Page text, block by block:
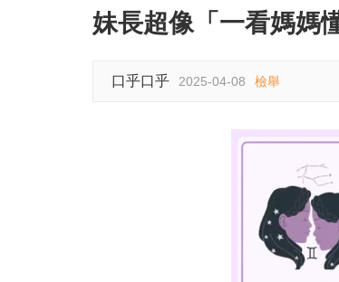
妹長超像「一看媽媽
口乎口乎 2025-04-08 檢舉